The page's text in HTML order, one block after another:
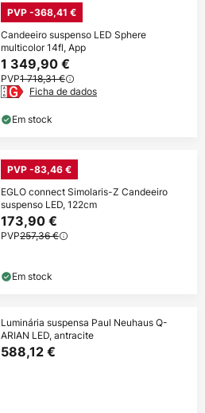
PVP -368,41 €
Candeeiro suspenso LED Sphere
multicolor 14fl, App
1 349,90 €
PVP1 718,31 €
Ficha de dados
Em stock
PVP -83,46 €
EGLO connect Simolaris-Z Candeeiro
suspenso LED, 122cm
173,90 €
PVP257,36 €
Em stock
Luminária suspensa Paul Neuhaus Q-
ARIAN LED, antracite
588,12 €